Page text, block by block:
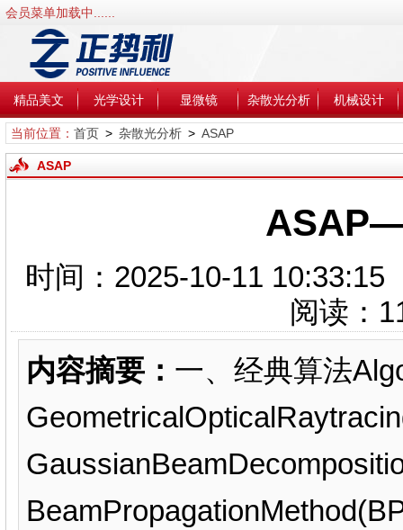
会员菜单加载中......
精品美文 光学设计 显微镜 杂散光分析 机械设计
当前位置： 首页> 杂散光分析> ASAP
ASAP
时间：2025-10-11
阅读：
内容摘要： 一、经典算法